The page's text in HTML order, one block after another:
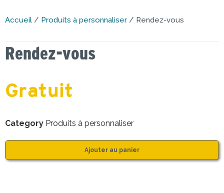
Accueil / Produits à personnaliser / Rendez-vous
Rendez-vous
Gratuit
Category Produits à personnaliser
Ajouter au panier